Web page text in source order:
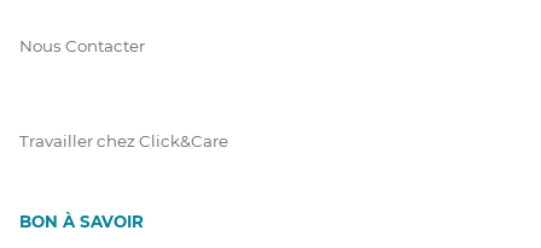
Nous Contacter
Travailler chez Click&Care
BON À SAVOIR